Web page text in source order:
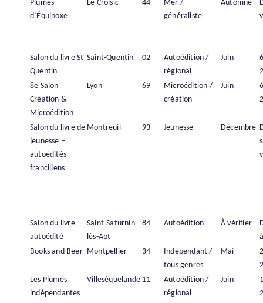
Plumes
d’Équinoxe
Le Croisic 44
Mer /
généraliste
Automne
Salon du livre St
Quentin
Saint-Quentin 02
Autoédition /
régional
Juin
8e Salon
Création &
Microédition
Lyon 69
Microédition /
création
Juin
Salon du livre de
jeunesse –
autoédités
franciliens
Montreuil 93 Jeunesse Décembre
Salon du livre
autoédité
Saint-Saturnin-
lès-Apt
84 Autoédition À vérifier
Books and Beer Montpellier 34
Indépendant /
tous genres
Mai
Les Plumes
indépendantes
Villesèquelande 11
Autoédition /
régional
Juin